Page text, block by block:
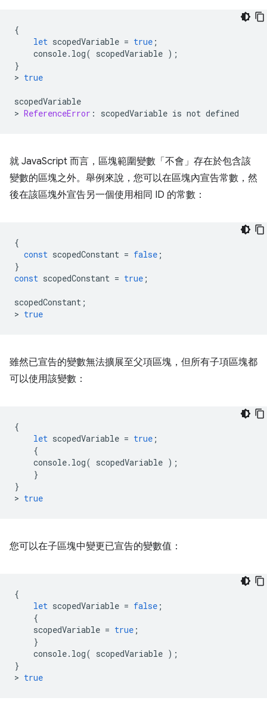
{
let scopedVariable = true ;
console. log( scopedVariable );
}
> true
scopedVariable
> ReferenceError : scopedVariable is not defined
就 JavaScript 而言，區塊範圍變數「不會」 存在於包含該
變數的區塊之外。舉例來說，您可以在區塊內宣告常數，然
後在該區塊外宣告另一個使用相同 ID 的常數：
{
const scopedConstant = false ;
}
const scopedConstant = true ;
scopedConstant ;
> true
雖然已宣告的變數無法擴展至父項區塊，但所有子項區塊都
可以使用該變數：
{
let scopedVariable = true ;
{
console. log( scopedVariable );
}
}
> true
您可以在子區塊中變更已宣告的變數值：
{
let scopedVariable = false ;
{
scopedVariable = true ;
}
console. log( scopedVariable );
}
> true